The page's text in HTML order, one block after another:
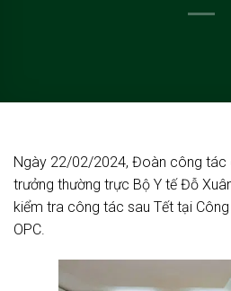
Ngày 22/02/2024, Đoàn công tác
trưởng thường trực Bộ Y tế Đỗ
kiểm tra công tác sau Tết tại
OPC.